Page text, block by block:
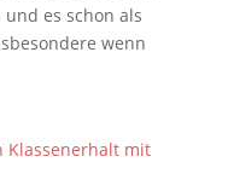
es schon als
wenn